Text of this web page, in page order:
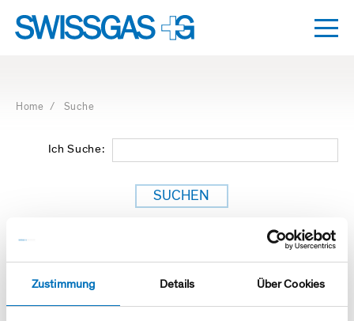
Zustimmung Details Über Cookies
KeysHome / Suche
Ich Suche:
BAUBEWILLIGUNGEN DRITTER
Baugesuche werden neu direkt beim